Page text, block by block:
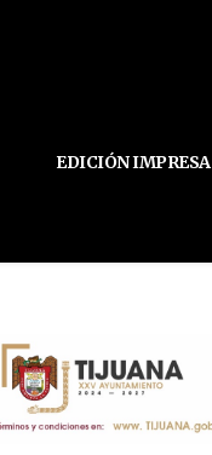
EDICIÓN IMPRESA